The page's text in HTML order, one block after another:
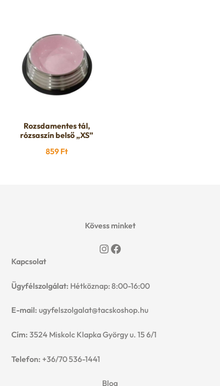
Rozsdamentes tál,
rózsaszín belső „XS”
859 Ft
Kövess minket
Instagram
Facebook
Kapcsolat
Ügyfélszolgálat: Hétköznap: 8:00-16:00
E-mail: ugyfelszolgalat@tacskoshop.hu
Cím: 3524 Miskolc Klapka György u. 15 6/1
Telefon: +36/70 536-1441
Blog